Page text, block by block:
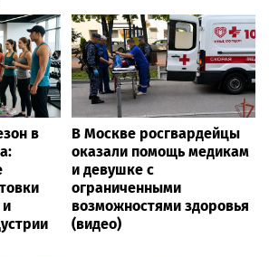
в
В Москве росгвардейцы
оказали помощь медикам
и девушке с
ограниченными
возможностями здоровья
(видео)